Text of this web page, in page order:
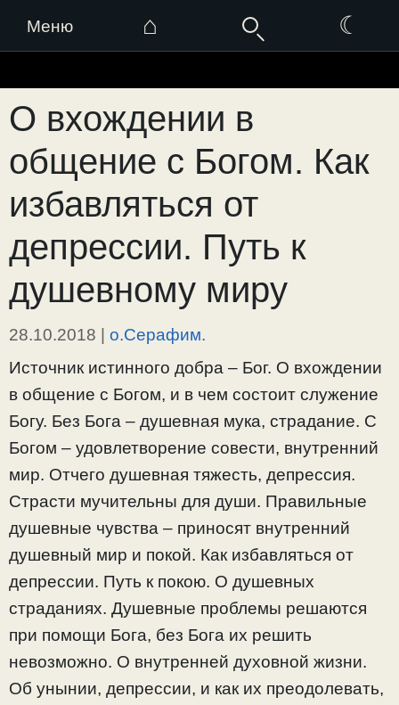
Меню ⌂ ☾
к
содержимому
О вхождении в
общение с Богом. Как
избавляться от
депрессии. Путь к
душевному миру
28.10.2018 | о.Серафим.
Источник истинного добра – Бог. О вхождении
в общение с Богом, и в чем состоит служение
Богу. Без Бога – душевная мука, страдание. С
Богом – удовлетворение совести, внутренний
мир. Отчего душевная тяжесть, депрессия.
Страсти мучительны для души. Правильные
душевные чувства – приносят внутренний
душевный мир и покой. Как избавляться от
депрессии. Путь к покою. О душевных
страданиях. Душевные проблемы решаются
при помощи Бога, без Бога их решить
невозможно. О внутренней духовной жизни.
Об унынии, депрессии, и как их преодолевать,